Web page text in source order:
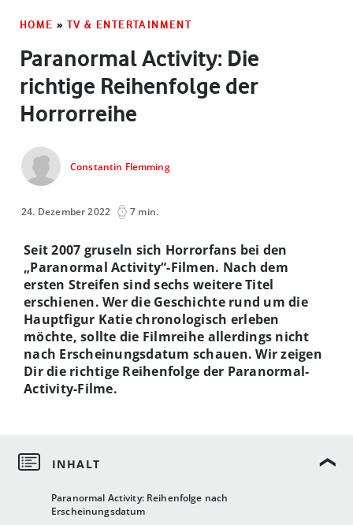
HOME » TV & ENTERTAINMENT
Paranormal Activity: Die
richtige Reihenfolge der
Horrorreihe
Constantin Flemming
24. Dezember 2022 7 min.
Paranormal Activity: Reihenfolge nach
Erscheinungsdatum
Seit 2007 gruseln sich Horrorfans bei den
„Paranormal Activity“-Filmen. Nach dem
ersten Streifen sind sechs weitere Titel
erschienen. Wer die Geschichte rund um die
Hauptfigur Katie chronologisch erleben
möchte, sollte die Filmreihe allerdings nicht
nach Erscheinungsdatum schauen. Wir zeigen
Dir die richtige Reihenfolge der Paranormal-
Activity-Filme.